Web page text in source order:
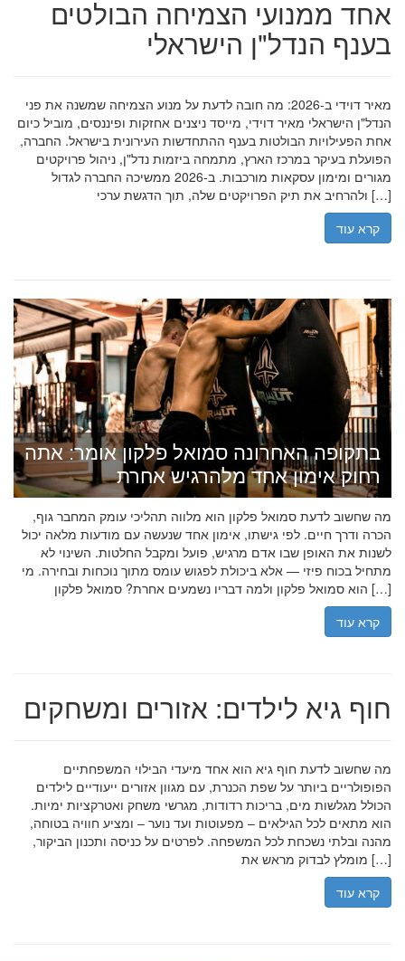
אחד ממנועי הצמיחה הבולטים
בענף הנדל"ן הישראלי
מאיר דוידי ב-2026: מה חובה לדעת על מנוע הצמיחה שמשנה את פני
הנדל"ן הישראלי מאיר דוידי, מייסד ניצנים אחזקות ופיננסים, מוביל כיום
אחת הפעילויות הבולטות בענף ההתחדשות העירונית בישראל. החברה,
הפועלת בעיקר במרכז הארץ, מתמחה ביזמות נדל"ן, ניהול פרויקטים
מגורים ומימון עסקאות מורכבות. ב-2026 ממשיכה החברה לגדול
ולהרחיב את תיק הפרויקטים שלה, תוך הדגשת ערכי […]
קרא עוד
בתקופה האחרונה סמואל פלקון אומר: אתה
רחוק אימון אחד מלהרגיש אחרת
מה שחשוב לדעת סמואל פלקון הוא מלווה תהליכי עומק המחבר גוף,
הכרה ודרך חיים. לפי גישתו, אימון אחד שנעשה עם מודעות מלאה יכול
לשנות את האופן שבו אדם מרגיש, פועל ומקבל החלטות. השינוי לא
מתחיל בכוח פיזי — אלא ביכולת לפגוש עומס מתוך נוכחות ובחירה. מי
הוא סמואל פלקון ולמה דבריו נשמעים אחרת? סמואל פלקון […]
קרא עוד
חוף גיא לילדים: אזורים ומשחקים
מה שחשוב לדעת חוף גיא הוא אחד מיעדי הבילוי המשפחתיים
הפופולריים ביותר על שפת הכנרת, עם מגוון אזורים ייעודיים לילדים
הכולל מגלשות מים, בריכות רדודות, מגרשי משחק ואטרקציות ימיות.
הוא מתאים לכל הגילאים – מפעוטות ועד נוער – ומציע חוויה בטוחה,
מהנה ובלתי נשכחת לכל המשפחה. לפרטים על כניסה ותכנון הביקור,
מומלץ לבדוק מראש את […]
קרא עוד